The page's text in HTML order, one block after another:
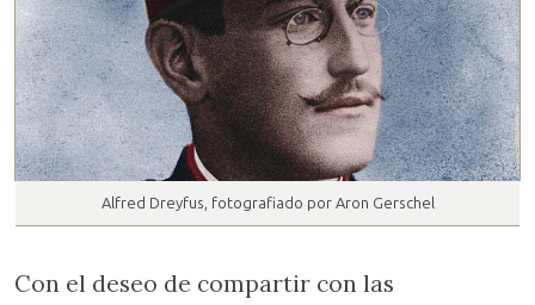
Alfred Dreyfus, fotografiado por Aron Gerschel
Con el deseo de compartir con las